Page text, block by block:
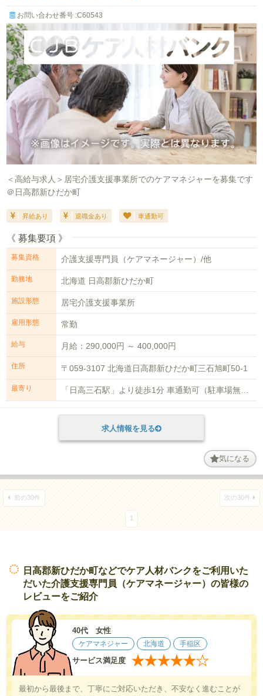
お問い合わせ番号 :C60543
＜高給与求人＞居宅介護支援事業所でのケアマネジャーを募集です
＠日高郡新ひだか町
昇給あり 退職金あり 車通勤可
《 募集要項 》
募集資格 介護支援専門員（ケアマネージャー）/他
勤務地 北海道 日高郡新ひだか町
施設形態 居宅介護支援事業所
雇用形態 常勤
給与 月給：290,000円 ～ 400,000円
住所 〒059-3107 北海道日高郡新ひだか町三石旭町50-1
最寄り
求人情報を見る
気になる
前の30件 次の30件
1
日高郡新ひだか町などでケア人材バンクをご利用いた
だいた介護支援専門員（ケアマネージャー）の皆様の
レビューをご紹介
40代 女性
ケアマネジャー 北海道 手稲区
サービス満足度 ★★★★★★
最初から最後まで、丁寧にご対応いただき、不安なく進むことが